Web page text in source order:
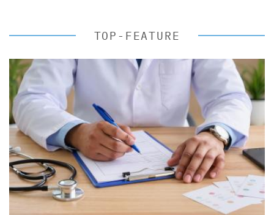
TOP-FEATURE